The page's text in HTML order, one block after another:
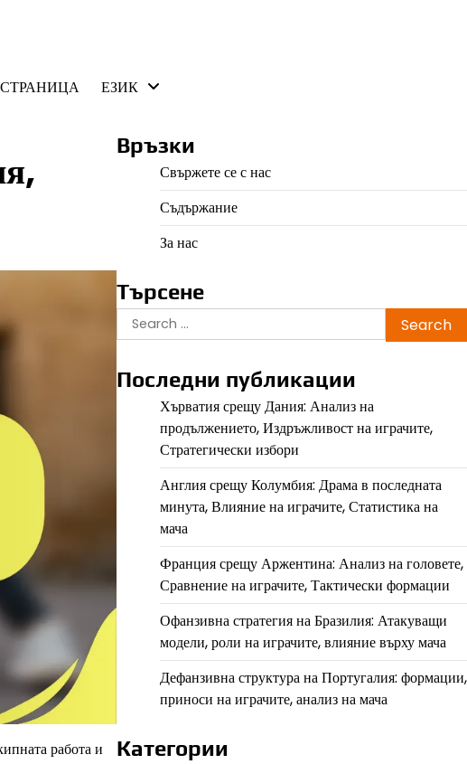
ЕЗИК
работа и
Връзки
Свържете се с нас
Съдържание
За нас
Търсене
Search
for:
Последни публикации
Хърватия срещу Дания: Анализ на
продължението, Издръжливост на играчите,
Стратегически избори
Англия срещу Колумбия: Драма в последната
минута, Влияние на играчите, Статистика на
мача
Франция срещу Аржентина: Анализ на головете,
Сравнение на играчите, Тактически формации
Офанзивна стратегия на Бразилия: Атакуващи
модели, роли на играчите, влияние върху мача
Дефанзивна структура на Португалия: формации,
приноси на играчите, анализ на мача
Категории